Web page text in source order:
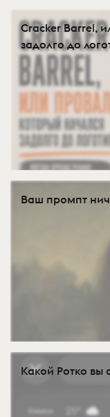
Cracker Barrel,
задолго до
Ваш промпт
Какой Ротко вы